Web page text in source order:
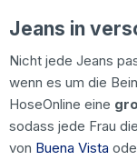
Jeans in
Nicht jede Jeans
wenn es um die
HoseOnline eine
sodass jede Frau
von Buena Vista